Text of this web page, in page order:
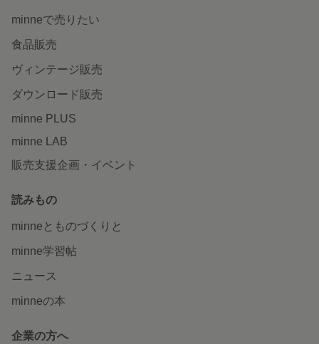
minneで売りたい
食品販売
ヴィンテージ販売
ダウンロード販売
minne PLUS
minne LAB
販売支援企画・イベント
読みもの
minneとものづくりと
minne学習帖
ニュース
minneの本
企業の方へ